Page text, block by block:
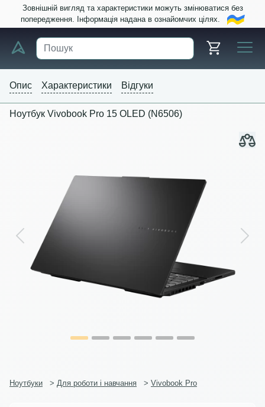
Зовнішній вигляд та характеристики можуть змінюватися без
попередження. Інформація надана в ознайомчих цілях.
Опис Характеристики Відгуки
Ноутбук Vivobook Pro 15 OLED (N6506)
Previous Next
Ноутбуки > Для роботи і навчання > Vivobook Pro